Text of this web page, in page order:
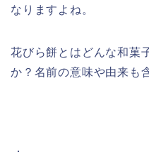
なりますよね。
花びら餅とはどんな和菓
か？名前の意味や由来も